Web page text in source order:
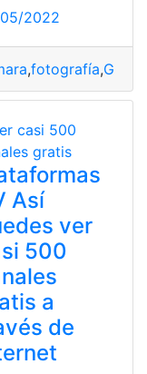
,tecnologia
2022
,fotografía,
Así
ver
500
a
de